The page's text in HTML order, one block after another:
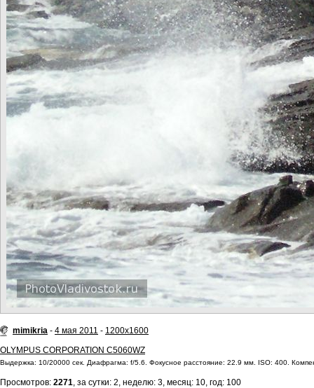
mimikria - 4 мая 2011 - 1200x1600
OLYMPUS CORPORATION C5060WZ
Выдержка: 10/20000 сек. Диафрагма: f/5.6. Фокусное расстояние: 22.9 мм. ISO: 400.
Просмотров: 2271, за сутки: 2, неделю: 3, месяц: 10, год: 100